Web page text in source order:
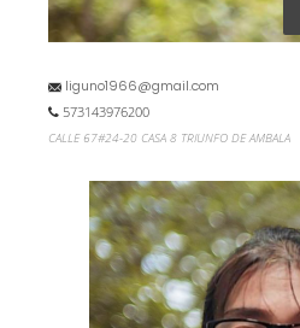
liguno1966@gmail.com
573143976200
CALLE 67#24-20 CASA 8 TRIUNFO DE AMBALA